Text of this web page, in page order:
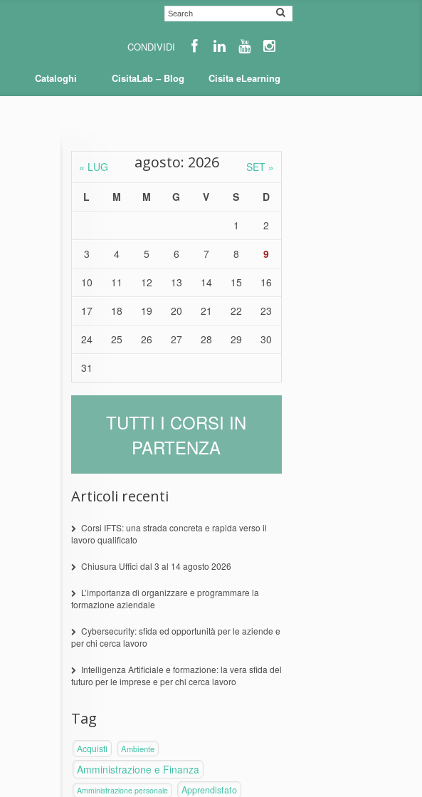
Cataloghi CisitaLab – Blog Cisita eLearning
« LUG SET »
agosto: 2026
L M M G V S
D
1
2
3
4 5 6 7 8
9
10
11 12 13 14 15
16
17
18 19 20 21 22
23
24
25 26 27 28 29
30
31
TUTTI I CORSI IN
PARTENZA
Articoli recenti
Corsi IFTS: una strada concreta e rapida verso il
lavoro qualificato
Chiusura Uffici dal 3 al 14 agosto 2026
L’importanza di organizzare e programmare la
formazione aziendale
Cybersecurity: sfida ed opportunità per le aziende e
per chi cerca lavoro
Intelligenza Artificiale e formazione: la vera sfida del
futuro per le imprese e per chi cerca lavoro
Tag
Acquisti Ambiente
Amministrazione e Finanza
Amministrazione personale
Apprendistato